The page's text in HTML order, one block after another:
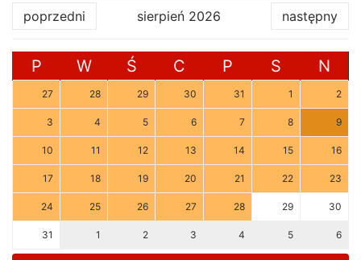
poprzedni sierpień 2026 następny
P W Ś C P S N
27 28 29 30 31 1 2
3 4 5 6 7 8 9
10 11 12 13 14 15 16
17 18 19 20 21 22 23
24 25 26 27 28 29 30
31 1 2 3 4 5 6